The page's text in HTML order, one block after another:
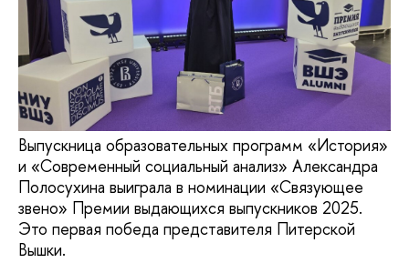
Выпускница образовательных программ «История»
и «Современный социальный анализ» Александра
Полосухина выиграла в номинации «Связующее
звено» Премии выдающихся выпускников 2025.
Это первая победа представителя Питерской
Вышки.